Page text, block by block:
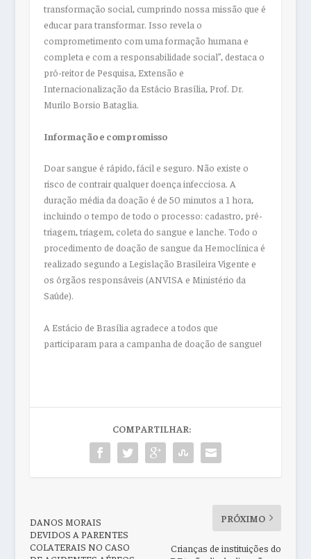
transformação social, cumprindo nossa missão que é
educar para transformar. Isso revela o
comprometimento com uma formação humana e
completa e com a responsabilidade social”, destaca o
pró-reitor de Pesquisa, Extensão e
Internacionalização da Estácio Brasília, Prof. Dr.
Murilo Borsio Bataglia.
Informação e compromisso
Doar sangue é rápido, fácil e seguro. Não existe o
risco de contrair qualquer doença infecciosa. A
duração média da doação é de 50 minutos a 1 hora,
incluindo o tempo de todo o processo: cadastro, pré-
triagem, triagem, coleta do sangue e lanche. Todo o
procedimento de doação de sangue da Hemoclínica é
realizado segundo a Legislação Brasileira Vigente e
os órgãos responsáveis (ANVISA e Ministério da
Saúde).
A Estácio de Brasília agradece a todos que
participaram para a campanha de doação de sangue!
COMPARTILHAR:
DANOS MORAIS
DEVIDOS A PARENTES
COLATERAIS NO CASO
PRÓXIMO
Crianças de instituições do